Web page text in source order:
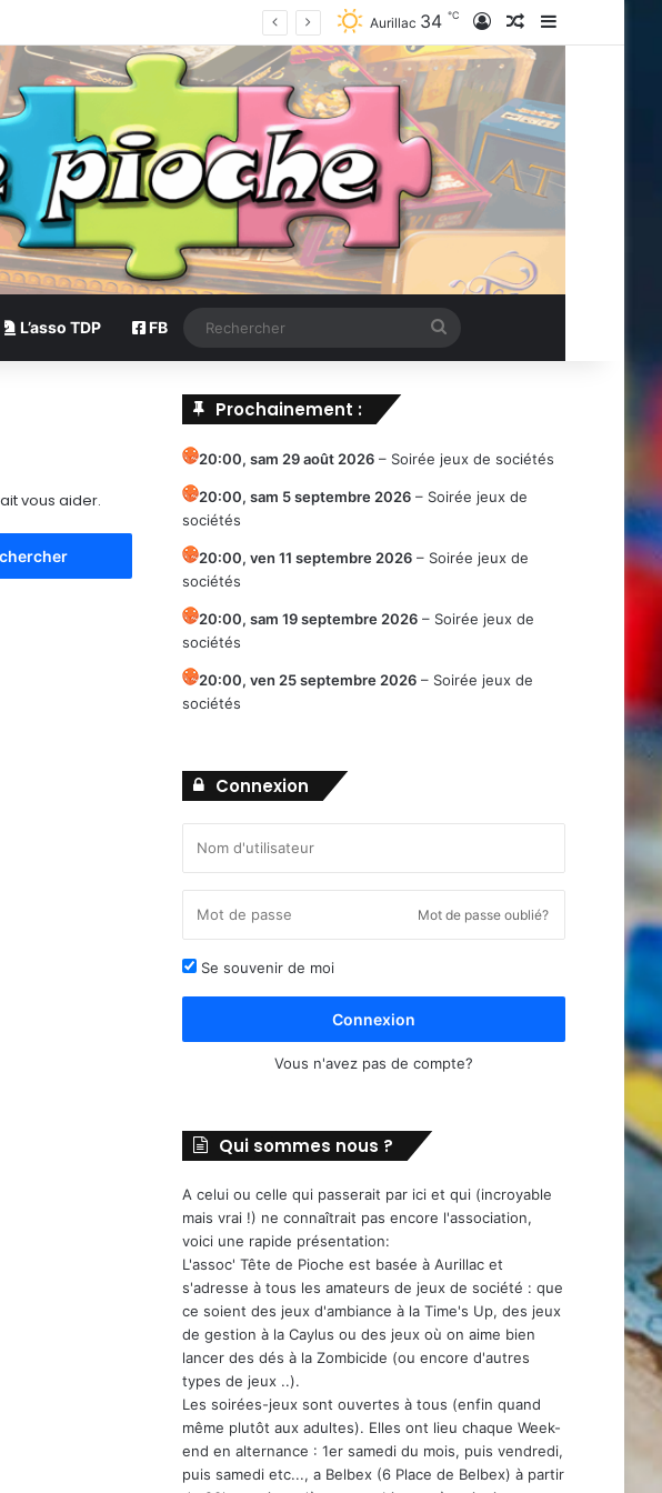
Aurillac 34 ℃ Connexion
Article Aléatoire
Sidebar
L’asso TDP FB Rechercher
vous aider.
Prochainement :
20:00, sam 29 août 2026 – Soirée jeux de sociétés
20:00, sam 5 septembre 2026 – Soirée jeux de
sociétés
20:00, ven 11 septembre 2026 – Soirée jeux de
sociétés
20:00, sam 19 septembre 2026 – Soirée jeux de
sociétés
20:00, ven 25 septembre 2026 – Soirée jeux de
sociétés
Connexion
Mot de passe oublié?
Se souvenir de moi
Connexion
Vous n'avez pas de compte?
Qui sommes nous ?
A celui ou celle qui passerait par ici et qui (incroyable
mais vrai !) ne connaîtrait pas encore l'association,
voici une rapide présentation:
L'assoc' Tête de Pioche est basée à Aurillac et
s'adresse à tous les amateurs de jeux de société : que
ce soient des jeux d'ambiance à la Time's Up, des jeux
de gestion à la Caylus ou des jeux où on aime bien
lancer des dés à la Zombicide (ou encore d'autres
types de jeux ..).
Les soirées-jeux sont ouvertes à tous (enfin quand
même plutôt aux adultes). Elles ont lieu chaque Week-
end en alternance : 1er samedi du mois, puis vendredi,
puis samedi etc..., a Belbex (6 Place de Belbex) à partir